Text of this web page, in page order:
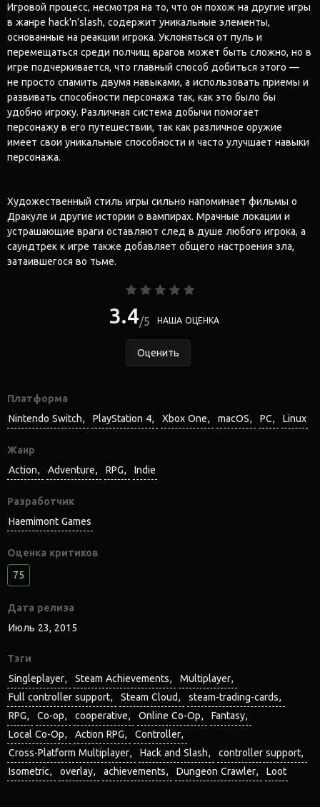
Игровой процесс, несмотря на то, что он похож на другие игры
в жанре hack’n’slash, содержит уникальные элементы,
основанные на реакции игрока. Уклоняться от пуль и
перемещаться среди полчищ врагов может быть сложно, но в
игре подчеркивается, что главный способ добиться этого —
не просто спамить двумя навыками, а использовать приемы и
развивать способности персонажа так, как это было бы
удобно игроку. Различная система добычи помогает
персонажу в его путешествии, так как различное оружие
имеет свои уникальные способности и часто улучшает навыки
персонажа.
Художественный стиль игры сильно напоминает фильмы о
Дракуле и другие истории о вампирах. Мрачные локации и
устрашающие враги оставляют след в душе любого игрока, а
саундтрек к игре также добавляет общего настроения зла,
затаившегося во тьме.
3.4 5 НАША ОЦЕНКА
Оценить
Платформа
Nintendo Switch
PlayStation 4 Xbox One macOS PC Linux
Жанр
Action
Adventure RPG Indie
Разработчик
Haemimont Games
Оценка критиков
75
Дата релиза
Июль 23, 2015
Тэги
Singleplayer
Steam Achievements
Multiplayer
Full controller support
Steam Cloud
steam-trading-cards
RPG
Co-op cooperative Online Co-Op
Fantasy
Local Co-Op
Action RPG
Controller
Cross-Platform Multiplayer
Hack and Slash
controller support
Isometric
overlay achievements Dungeon Crawler Loot